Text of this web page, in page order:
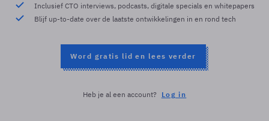
Inclusief CTO interviews, podcasts, digitale specials en whitepapers
Blijf up-to-date over de laatste ontwikkelingen in en rond tech
Word gratis lid en lees verder
Heb je al een account? Log in